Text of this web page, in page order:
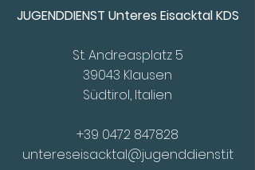
JUGENDDIENST Unteres Eisacktal KDS
St. Andreasplatz 5
39043 Klausen
Südtirol, Italien
+39 0472 847828
untereseisacktal@jugenddienst.it